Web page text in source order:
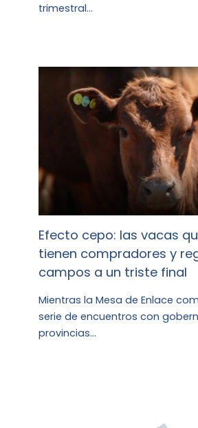
trimestral…
Efecto cepo: las vacas
tienen compradores y
campos a un triste final
Mientras la Mesa de Enlace
serie de encuentros con
provincias…